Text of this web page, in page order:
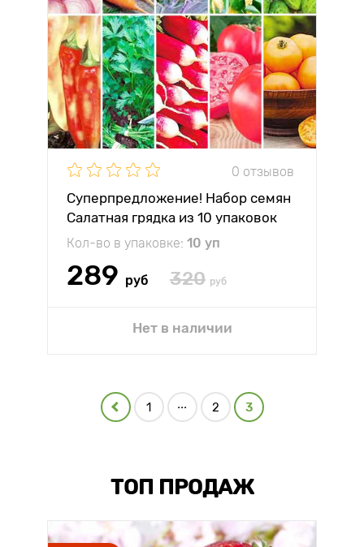
0 отзывов
Суперпредложение! Набор семян
Салатная грядка из 10 упаковок
Кол-во в упаковке: 10 уп
289 руб 320 руб
Нет в наличии
1 ... 2 3
ТОП ПРОДАЖ